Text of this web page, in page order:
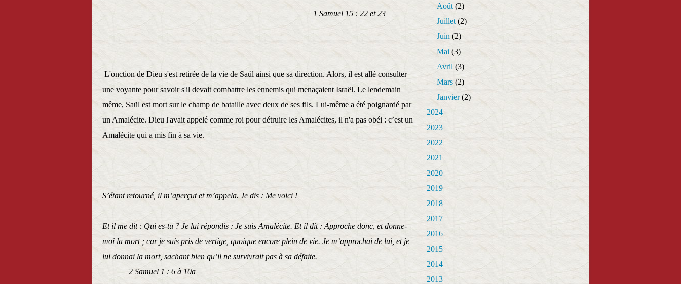
1 Samuel 15 : 22 et 23
L'onction de Dieu s'est retirée de la vie de Saül ainsi que sa direction. Alors, il est allé consulter
une voyante pour savoir s'il devait combattre les ennemis qui menaçaient Israël. Le lendemain
même, Saül est mort sur le champ de bataille avec deux de ses fils. Lui-même a été poignardé par
un Amalécite. Dieu l'avait appelé comme roi pour détruire les Amalécites, il n'a pas obéi : c’est un
Amalécite qui a mis fin à sa vie.
S’étant retourné, il m’aperçut et m’appela. Je dis : Me voici !
Et il me dit : Qui es-tu ? Je lui répondis : Je suis Amalécite. Et il dit : Approche donc, et donne-
moi la mort ; car je suis pris de vertige, quoique encore plein de vie. Je m’approchai de lui, et je
lui donnai la mort, sachant bien qu’il ne survivrait pas à sa défaite.
2 Samuel 1 : 6 à 10a
Août (2)
Juillet (2)
Juin (2)
Mai (3)
Avril (3)
Mars (2)
Janvier(2)
2024
2023
2022
2021
2020
2019
2018
2017
2016
2015
2014
2013